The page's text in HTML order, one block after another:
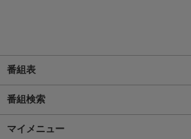
番組表
番組検索
マイメニュー